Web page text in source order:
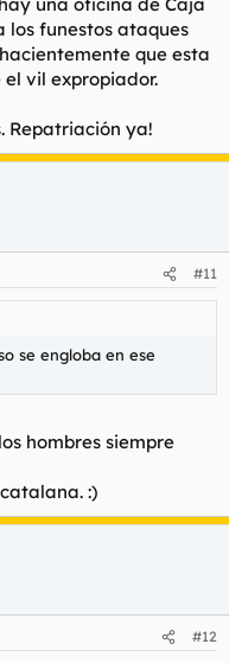
los funestos ataques
que esta
vil expropiador.
Repatriación ya!
#11
se engloba en ese
hombres siempre
:)
#12